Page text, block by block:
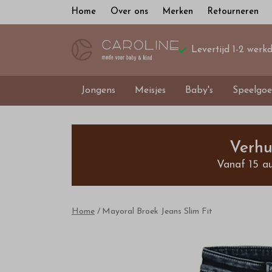
Home Over ons Merken Retourneren
Levertijd 1-2
Jongens Meisjes Baby's
Mayoral
Jeans
Vanaf 15
Home Mayoral Broek Jeans Slim Fit